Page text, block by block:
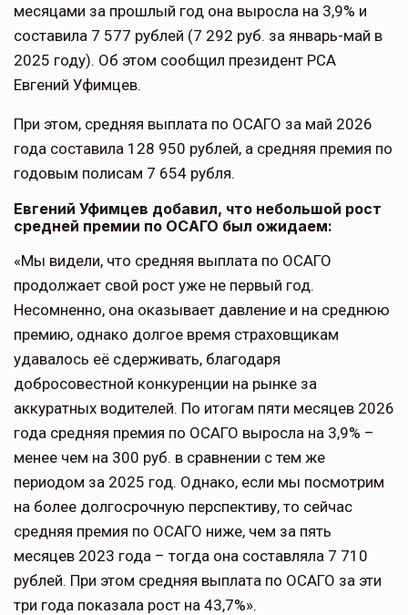
месяцами за прошлый год она выросла на 3,9% и
составила 7 577 рублей (7 292 руб. за январь-май в
2025 году). Об этом сообщил президент РСА
Евгений Уфимцев.
При этом, средняя выплата по ОСАГО за май 2026
года составила 128 950 рублей, а средняя премия по
годовым полисам 7 654 рубля.
Евгений Уфимцев добавил, что небольшой рост
средней премии по ОСАГО был ожидаем:
«Мы видели, что средняя выплата по ОСАГО
продолжает свой рост уже не первый год.
Несомненно, она оказывает давление и на среднюю
премию, однако долгое время страховщикам
удавалось её сдерживать, благодаря
добросовестной конкуренции на рынке за
аккуратных водителей. По итогам пяти месяцев 2026
года средняя премия по ОСАГО выросла на 3,9% –
менее чем на 300 руб. в сравнении с тем же
периодом за 2025 год. Однако, если мы посмотрим
на более долгосрочную перспективу, то сейчас
средняя премия по ОСАГО ниже, чем за пять
месяцев 2023 года – тогда она составляла 7 710
рублей. При этом средняя выплата по ОСАГО за эти
три года показала рост на 43,7%».